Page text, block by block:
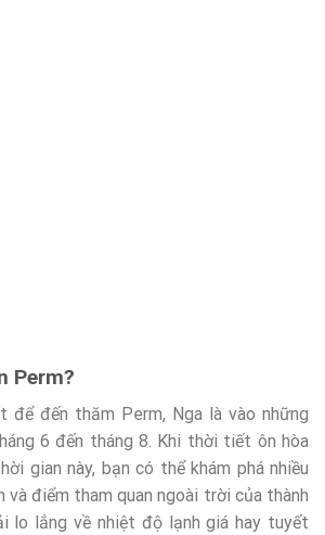
Perm?
để đến thăm Perm, Nga là vào những
6 đến tháng 8. Khi thời tiết ôn hòa
gian này, bạn có thể khám phá nhiều
và điểm tham quan ngoài trời của thành
lo lắng về nhiệt độ lạnh giá hay tuyết